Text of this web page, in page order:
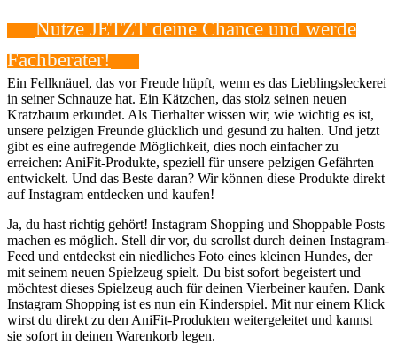
Nutze⁤ JETZT deine Chance und werde
Fachberater!
Ein Fellknäuel, das‌ vor Freude hüpft, wenn⁤ es ‌das Lieblingsleckerei
in seiner Schnauze ⁣hat. ⁢Ein Kätzchen, das stolz seinen neuen
Kratzbaum erkundet. Als Tierhalter‌ wissen wir, wie wichtig es ist,
unsere pelzigen Freunde glücklich‍ und⁣ gesund⁢ zu ‍halten.⁢ Und jetzt
gibt⁢ es⁣ eine‍ aufregende Möglichkeit, dies‍ noch einfacher​ zu
erreichen: AniFit-Produkte, speziell für⁤ unsere pelzigen ⁢Gefährten
entwickelt. Und das Beste daran? Wir können diese Produkte direkt
auf Instagram ⁣entdecken‍ und kaufen!
Ja, du hast richtig gehört!⁢ Instagram Shopping und Shoppable Posts
machen es möglich.⁣ Stell dir vor, du scrollst⁤ durch deinen Instagram-
Feed und entdeckst ⁢ein niedliches Foto eines ⁤kleinen Hundes, der
mit seinem neuen Spielzeug spielt. Du bist sofort begeistert und
möchtest ‍dieses⁢ Spielzeug auch ⁣für ‌deinen Vierbeiner ⁢kaufen. Dank
Instagram Shopping ist es⁣ nun ⁢ein Kinderspiel. Mit nur einem Klick
wirst du direkt zu den⁣ AniFit-Produkten⁤ weitergeleitet und kannst
sie ⁢sofort in deinen Warenkorb legen.